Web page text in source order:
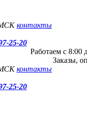
МСКконтакты
25-20
Работаем с 8:00
Заказы,
МСКконтакты
25-20